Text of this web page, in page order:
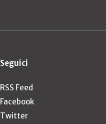
Seguici
RSS Feed
Facebook
Twitter